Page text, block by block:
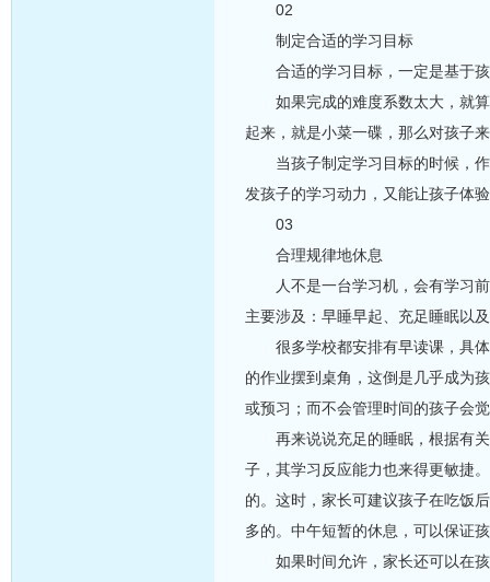
02
制定合适的学习目标
合适的学习目标，一定是基于孩
如果完成的难度系数太大，就算
起来，就是小菜一碟，那么对孩子
当孩子制定学习目标的时候，作
发孩子的学习动力，又能让孩子体
03
合理规律地休息
人不是一台学习机，会有学习前
主要涉及：早睡早起、充足睡眠以
很多学校都安排有早读课，具体
的作业摆到桌角，这倒是几乎成为
或预习；而不会管理时间的孩子会
再来说说充足的睡眠，根据有关
子，其学习反应能力也来得更敏捷
的。这时，家长可建议孩子在吃饭
多的。中午短暂的休息，可以保证
如果时间允许，家长还可以在孩